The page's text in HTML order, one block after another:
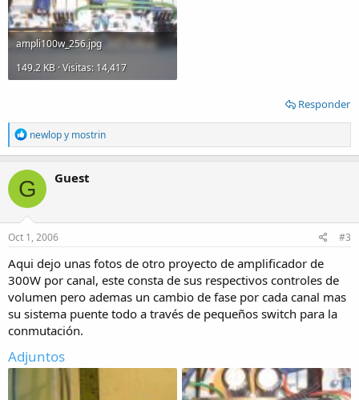
ampli100w_256.jpg
149.2 KB · Visitas: 14,417
Responder
R
e
a
c
t
i
o
n
s
newlopy mostrin
G Guest
Oct 1, 2006 #3
Aqui dejo unas fotos de otro proyecto de amplificador de
300W por canal, este consta de sus respectivos controles de
volumen pero ademas un cambio de fase por cada canal mas
su sistema puente todo a través de pequeños switch para la
conmutación.
Adjuntos